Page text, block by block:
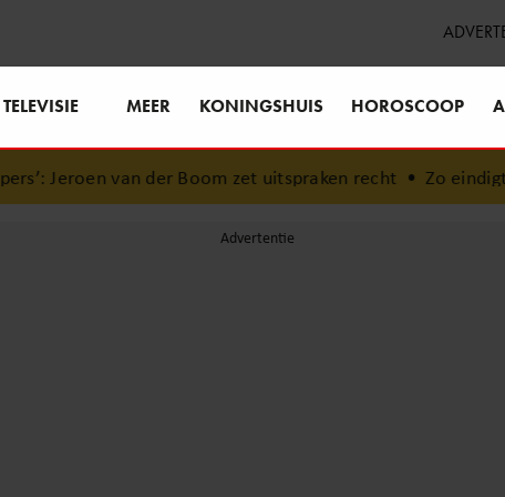
TELEVISIE MEER KONINGSHUIS HOROSCOOP
van der Boom zet uitspraken recht•Zo eindigt het ‘B&B